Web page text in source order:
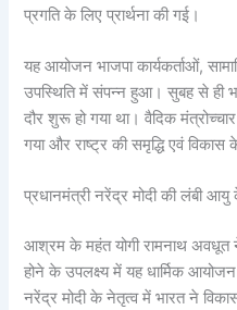
प्रगति के लिए प्रार्थना की गई।
यह आयोजन भाजपा कार्यकर्ताओं,
उपस्थिति में संपन्न हुआ। सुबह से ही
दौर शुरू हो गया था। वैदिक
गया और राष्ट्र की समृद्धि एवं विकास
प्रधानमंत्री नरेंद्र मोदी की लंबी आयु
आश्रम के महंत योगी रामनाथ अवधूत
होने के उपलक्ष्य में यह धार्मिक
नरेंद्र मोदी के नेतृत्व में भारत ने